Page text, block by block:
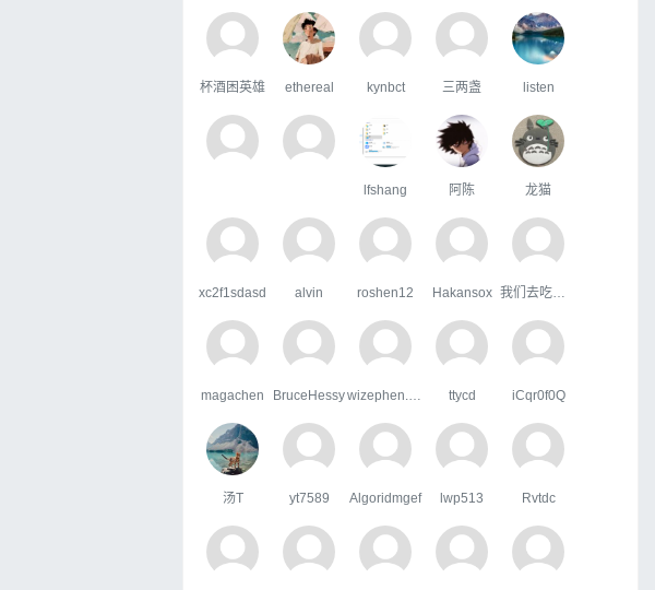
杯酒困英雄 ethereal kynbct 三两盏 listen
lfshang 阿陈 龙猫
xc2f1sdasd alvin roshen12 Hakansox
magachen BruceHessy ttycd iCqr0f0Q
汤T yt7589 Algoridmgef lwp513 Rvtdc